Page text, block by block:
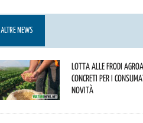
ALTRE NEWS
Lotta alle frodi
concreti per i
novità